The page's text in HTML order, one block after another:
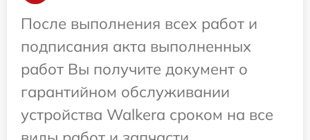
После выполнения всех работ и
подписания акта выполненных
работ Вы получите документ о
гарантийном обслуживании
устройства Walkera сроком на все